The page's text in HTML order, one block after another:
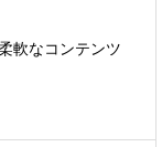
軟なコンテンツ